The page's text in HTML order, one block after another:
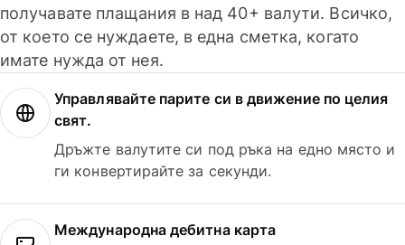
получавате плащания в над 40+ валути. Всичко,
от което се нуждаете, в една сметка, когато
имате нужда от нея.
Управлявайте парите си в движение по целия
свят.
Дръжте валутите си под ръка на едно място и
ги конвертирайте за секунди.
Международна дебитна карта